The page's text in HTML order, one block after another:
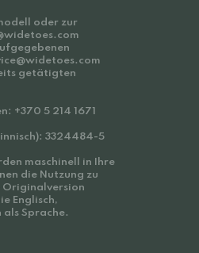
oder zur
getätigten
+370 5 214 1671
3324484-5
maschinell in Ihre
die Nutzung zu
Originalversion
Englisch,
als Sprache.